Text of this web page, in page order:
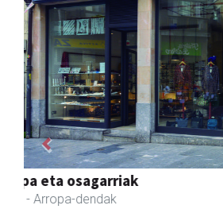
Belkoain fisioterapia zerbitzua
Andoain - Fisioterapia
Previous